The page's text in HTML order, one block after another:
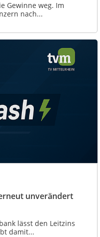
Gewinne weg. Im
nach...
unverändert
lässt den Leitzins
damit...